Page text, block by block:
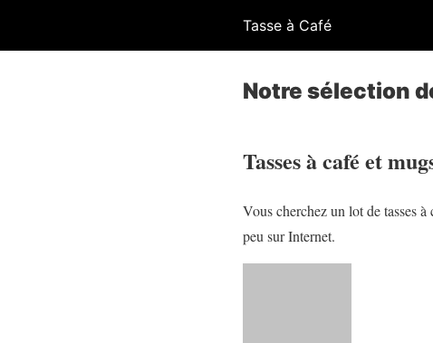
Tasse à Café
Notre sélection
Tasses à café et
Vous cherchez un lot de tasses
peu sur Internet.